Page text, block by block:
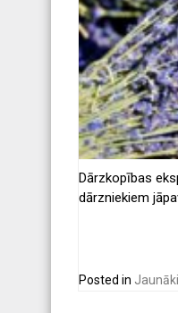
Dārzkopības
dārzniekiem
Posted in